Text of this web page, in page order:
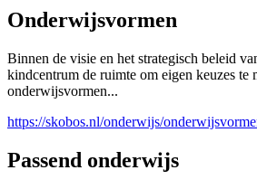
Onderwijsvormen
Binnen de visie en het strategisch beleid
kindcentrum de ruimte om eigen keuzes te
onderwijsvormen...
https://skobos.nl/onderwijs/
Passend onderwijs